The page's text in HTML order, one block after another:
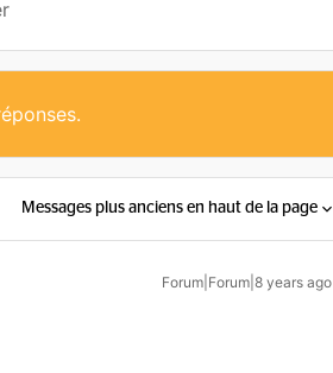
Messages plus anciens en haut de la page
Forum|Forum|8 years ago